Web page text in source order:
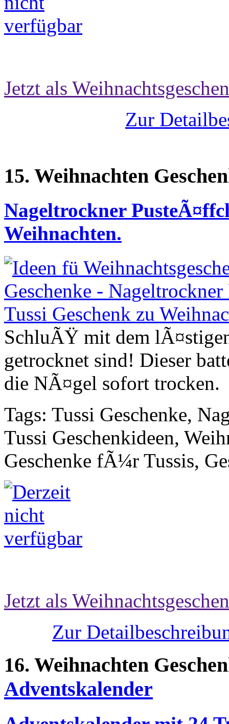
Jetzt als
Zur
15. Weihnachten
Nageltrockner
Weihnachten.
SchluÃŸ mit dem
getrocknet sind! Dieser
die NÃ¤gel sofort trocken.
Tags: Tussi Geschenke,
Tussi Geschenkideen,
Geschenke fÃ¼r Tussis,
Jetzt als
Zur
16. Weihnachten
Adventskalender